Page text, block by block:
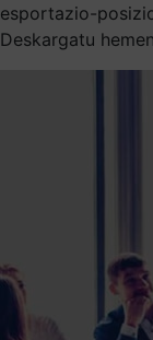
esportazio-
Deskargatu